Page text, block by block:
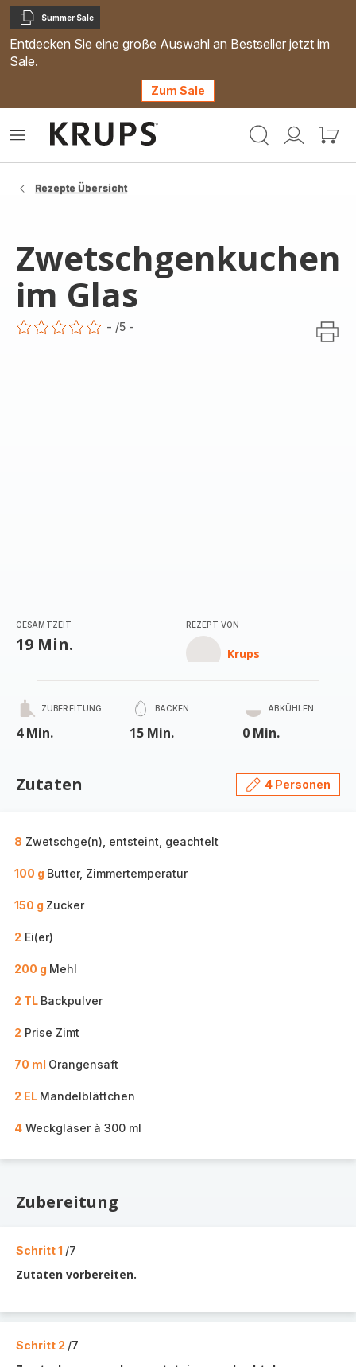
Kopieren
Summer Sale
Entdecken Sie eine große Auswahl an Bestseller jetzt im
Sale.
Zum Sale
Mein
Mein
Das
Rezepte Übersicht
Zwetschgenkuchen
im Glas
- /5 -
GESAMTZEIT
19 Min.
REZEPT VON
Krups
ZUBEREITUNG
4 Min.
BACKEN
15 Min.
ABKÜHLEN
0 Min.
Zutaten 4 Personen
8 Zwetschge(n), entsteint, geachtelt
100 g Butter, Zimmertemperatur
150 g Zucker
2 Ei(er)
200 g Mehl
2 TL Backpulver
2 Prise Zimt
70 ml Orangensaft
2 EL Mandelblättchen
4 Weckgläser à 300 ml
Zubereitung
Schritt 1 /7
Zutaten vorbereiten.
Schritt 2 /7